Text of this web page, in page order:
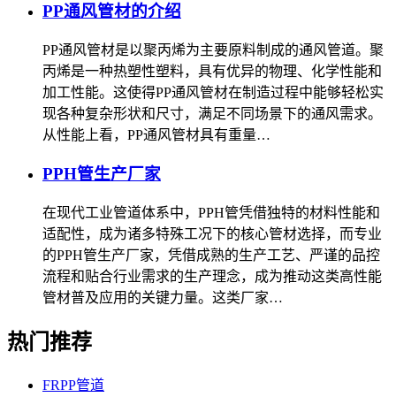
PP通风管材的介绍
PP通风管材是以聚丙烯为主要原料制成的通风管道。聚
丙烯是一种热塑性塑料，具有优异的物理、化学性能和
加工性能。这使得PP通风管材在制造过程中能够轻松实
现各种复杂形状和尺寸，满足不同场景下的通风需求。
从性能上看，PP通风管材具有重量…
PPH管生产厂家
在现代工业管道体系中，PPH管凭借独特的材料性能和
适配性，成为诸多特殊工况下的核心管材选择，而专业
的PPH管生产厂家，凭借成熟的生产工艺、严谨的品控
流程和贴合行业需求的生产理念，成为推动这类高性能
管材普及应用的关键力量。这类厂家…
热门推荐
FRPP管道